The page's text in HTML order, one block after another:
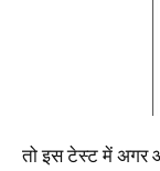
तो इस टेस्ट में